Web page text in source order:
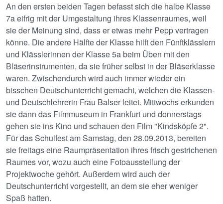
An den ersten beiden Tagen befasst sich die halbe Klasse
7a eifrig mit der Umgestaltung ihres Klassenraumes, weil
sie der Meinung sind, dass er etwas mehr Pepp vertragen
könne. Die andere Hälfte der Klasse hilft den Fünftklässlern
und Klässlerinnen der Klasse 5a beim Üben mit den
Bläserinstrumenten, da sie früher selbst in der Bläserklasse
waren. Zwischendurch wird auch immer wieder ein
bisschen Deutschunterricht gemacht, welchen die Klassen-
und Deutschlehrerin Frau Balser leitet. Mittwochs erkunden
sie dann das Filmmuseum in Frankfurt und donnerstags
gehen sie ins Kino und schauen den Film "Kindsköpfe 2".
Für das Schulfest am Samstag, den 28.09.2013, bereiten
sie freitags eine Raumpräsentation ihres frisch gestrichenen
Raumes vor, wozu auch eine Fotoausstellung der
Projektwoche gehört. Außerdem wird auch der
Deutschunterricht vorgestellt, an dem sie eher weniger
Spaß hatten.